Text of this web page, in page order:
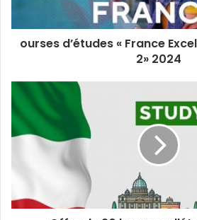
ourses d’études « France
2» 2024